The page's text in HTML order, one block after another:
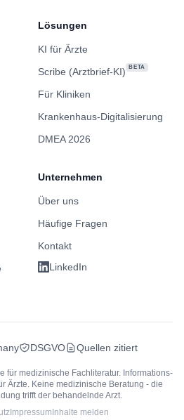
Lösungen
KI für Ärzte
Scribe (Arztbrief-KI)
BETA
Für Kliniken
Krankenhaus-Digitalisierung
DMEA 2026
Unternehmen
Über uns
Häufige Fragen
Kontakt
LinkedIn
DSGVO Quellen zitiert
für medizinische Fachliteratur. Informations-
Ärzte. Keine medizinische Beratung - die
trifft der behandelnde Arzt.
Impressum Inhalte melden